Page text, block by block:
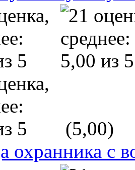
(5,00)
охранника с